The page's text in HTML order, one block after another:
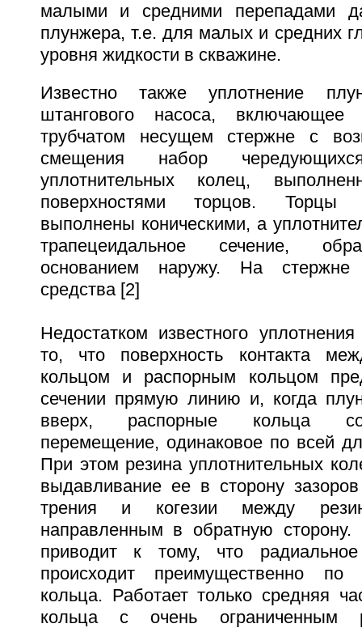
малыми и средними перепадами
плунжера, т.е. для малых и средних
уровня жидкости в скважине.
Известно также уплотнение
штангового насоса, включающее
трубчатом несущем стержне с
смещения набор
уплотнительных колец,
поверхностями торцов. Торцы
выполнены коническими, а
трапецеидальное сечение,
основанием наружу. На
средства [2]
Недостатком известного
то, что поверхность контакта
кольцом и распорным кольцом
сечении прямую линию и, когда
вверх, распорные кольца
перемещение, одинаковое по всей
При этом резина уплотнительных
выдавливание ее в сторону
трения и когезии между
направленным в обратную сторону.
приводит к тому, что
происходит преимущественно по
кольца. Работает только средняя
кольца с очень ограниченным